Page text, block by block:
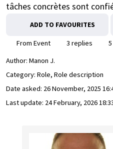
tâches concrètes sont
ADD TO FAVOURITES
From Event 3 replies
Author: Manon J.
Category: Role, Role description
Date asked: 26 November, 2025
Last update: 24 February, 2026